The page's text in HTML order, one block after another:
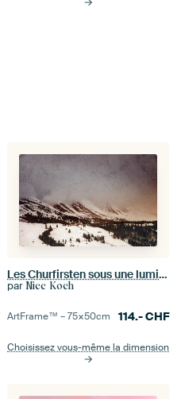
Les Churfirsten sous une lumière sombre
par Nicc Koch
ArtFrame™ –75×50cm 114.-CHF
Choisissez vous-même la dimension